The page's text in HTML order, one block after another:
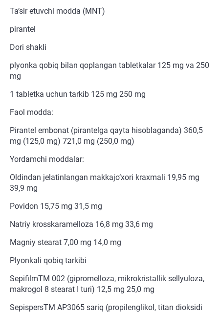
Ta’sir etuvchi modda (MNT)
pirantel
Dori shakli
plyonka qobiq bilan qoplangan tabletkalar 125 mg va 250
mg
1 tabletka uchun tarkib 125 mg 250 mg
Faol modda:
Pirantel embonat (pirantelga qayta hisoblaganda) 360,5
mg (125,0 mg) 721,0 mg (250,0 mg)
Yordamchi moddalar:
Oldindan jelatinlangan makkajo‘xori kraxmali 19,95 mg
39,9 mg
Povidon 15,75 mg 31,5 mg
Natriy krosskaramelloza 16,8 mg 33,6 mg
Magniy stearat 7,00 mg 14,0 mg
Plyonkali qobiq tarkibi
SepifilmTM 002 (gipromelloza, mikrokristallik sellyuloza,
makrogol 8 stearat I turi) 12,5 mg 25,0 mg
SepispersTM AP3065 sariq (propilenglikol, titan dioksidi